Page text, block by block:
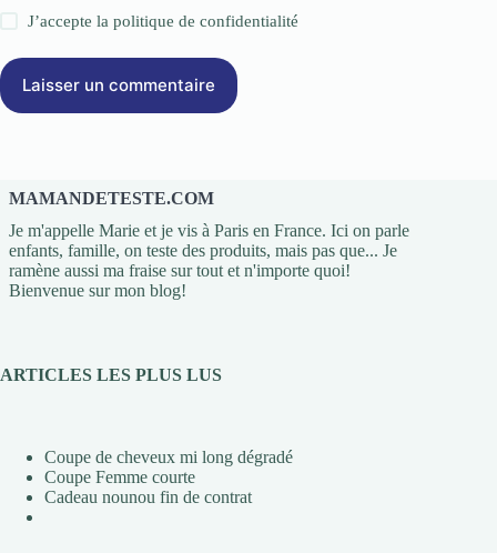
J’accepte lapolitique de confidentialité
Laisser un commentaire
MAMANDETESTE.COM
Je m'appelle Marie et je vis à Paris en France. Ici on parle
enfants, famille, on teste des produits, mais pas que... Je
ramène aussi ma fraise sur tout et n'importe quoi!
Bienvenue sur mon blog!
ARTICLES LES PLUS LUS
Coupe de cheveux mi long dégradé
Coupe Femme courte
Cadeau nounou fin de contrat